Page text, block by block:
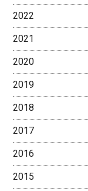
2022
2021
2020
2019
2018
2017
2016
2015